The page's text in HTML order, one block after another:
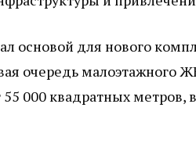
основой для нового
очередь малоэтажного
55 000 квадратных